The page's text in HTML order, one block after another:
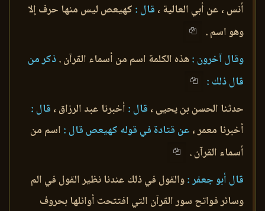
أنس ، عن أبي العالية ، قال : كهيعص ليس منها حرف إلا
وهو اسم .
وقال آخرون :هذه الكلمة اسم من أسماء القرآن .ذكر من
قال ذلك :
حدثنا الحسن بن يحيى ، قال : أخبرنا عبد الرزاق ، قال :
أخبرنا معمر ، عن قتادة في قوله كهيعص قال : اسم من
أسماء القرآن .
قال أبو جعفر :والقول في ذلك عندنا نظير القول في الم
وسائر فواتح سور القرآن التي افتتحت أوائلها بحروف